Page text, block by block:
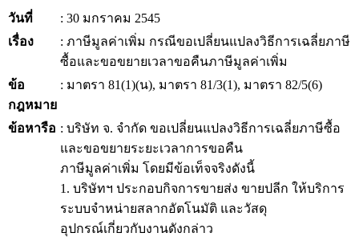
วันที่
: 30 มกราคม 2545
เรื่อง
: ภาษีมูลค่าเพิ่ม กรณีขอเปลี่ยนแปลงวิธีการเฉลี่ยภาษี
ซื้อและขอขยายเวลาขอคืนภาษีมูลค่าเพิ่ม
ข้อ
กฎหมาย
: มาตรา 81(1)(น), มาตรา 81/3(1), มาตรา 82/5(6)
ข้อหารือ : บริษัท จ. จำกัด ขอเปลี่ยนแปลงวิธีการเฉลี่ยภาษีซื้อ
และขอขยายระยะเวลาการขอคืน
ภาษีมูลค่าเพิ่ม โดยมีข้อเท็จจริงดังนี้
1. บริษัทฯ ประกอบกิจการขายส่ง ขายปลีก ให้บริการ
ระบบจำหน่ายสลากอัตโนมัติ และวัสดุ
อุปกรณ์เกี่ยวกับงานดังกล่าว